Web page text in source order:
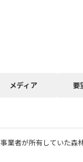
メディア 要
業者が所有していた